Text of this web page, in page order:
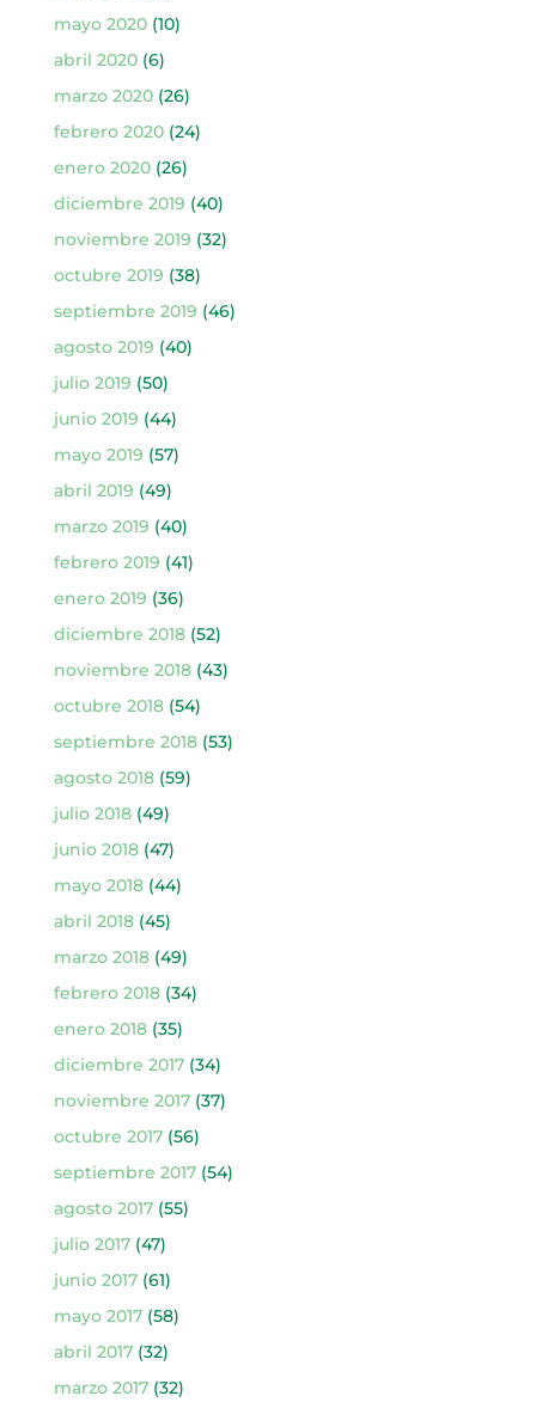
mayo 2020(10)
abril 2020(6)
marzo 2020(26)
febrero 2020(24)
enero 2020(26)
diciembre 2019 (40)
noviembre 2019 (32)
octubre 2019 (38)
septiembre 2019 (46)
agosto 2019 (40)
julio 2019 (50)
junio 2019 (44)
mayo 2019 (57)
abril 2019 (49)
marzo 2019 (40)
febrero 2019 (41)
enero 2019 (36)
diciembre 2018(52)
noviembre 2018(43)
octubre 2018(54)
septiembre 2018(53)
agosto 2018(59)
julio 2018(49)
junio 2018(47)
mayo 2018(44)
abril 2018(45)
marzo 2018(49)
febrero 2018(34)
enero 2018(35)
diciembre 2017(34)
noviembre 2017(37)
octubre 2017(56)
septiembre 2017(54)
agosto 2017(55)
julio 2017(47)
junio 2017(61)
mayo 2017(58)
abril 2017(32)
marzo 2017(32)